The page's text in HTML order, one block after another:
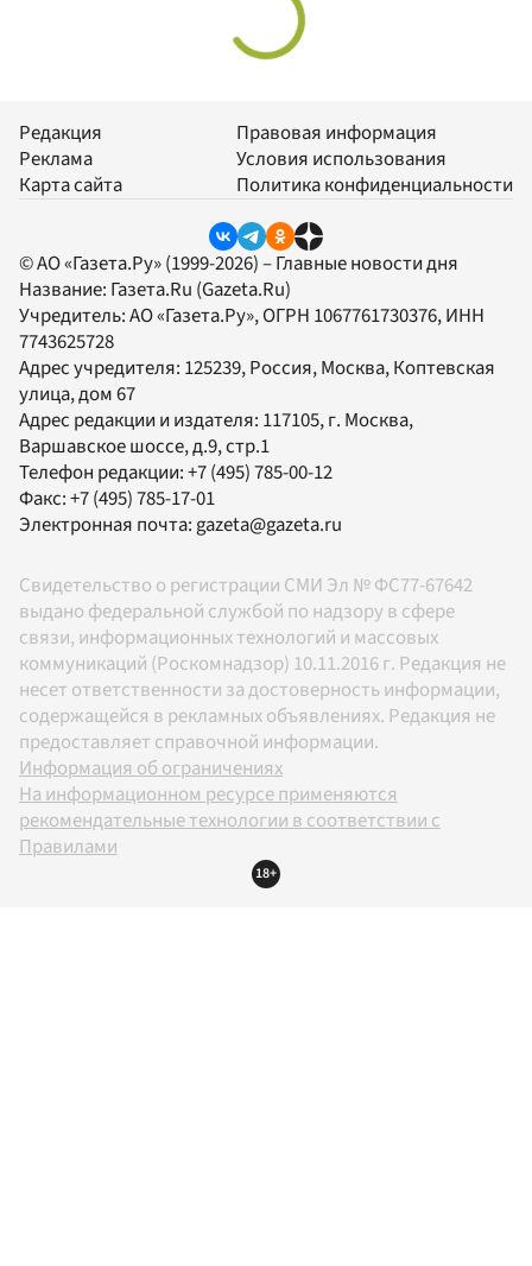
Редакция
Реклама
Карта сайта
Правовая информация
Условия использования
Политика конфиденциальности
© АО «Газета.Ру» (1999-2026) – Главные новости дня
Название: Газета.Ru (Gazeta.Ru)
Учредитель:АО «Газета.Ру», ОГРН 1067761730376, ИНН
7743625728
Адрес учредителя: 125239, Россия, Москва, Коптевская
улица, дом 67
Адрес редакции и издателя: 117105, г. Москва,
Варшавское шоссе, д.9, стр.1
Телефон редакции:+7 (495) 785-00-12
Факс:+7 (495) 785-17-01
Электронная почта:gazeta@gazeta.ru
Свидетельство о регистрации СМИ Эл № ФС77-67642
выдано федеральной службой по надзору в сфере
связи, информационных технологий и массовых
коммуникаций (Роскомнадзор) 10.11.2016 г. Редакция не
несет ответственности за достоверность информации,
содержащейся в рекламных объявлениях. Редакция не
предоставляет справочной информации.
Информация об ограничениях
На информационном ресурсе применяются
рекомендательные технологии в соответствии с
Правилами
18+